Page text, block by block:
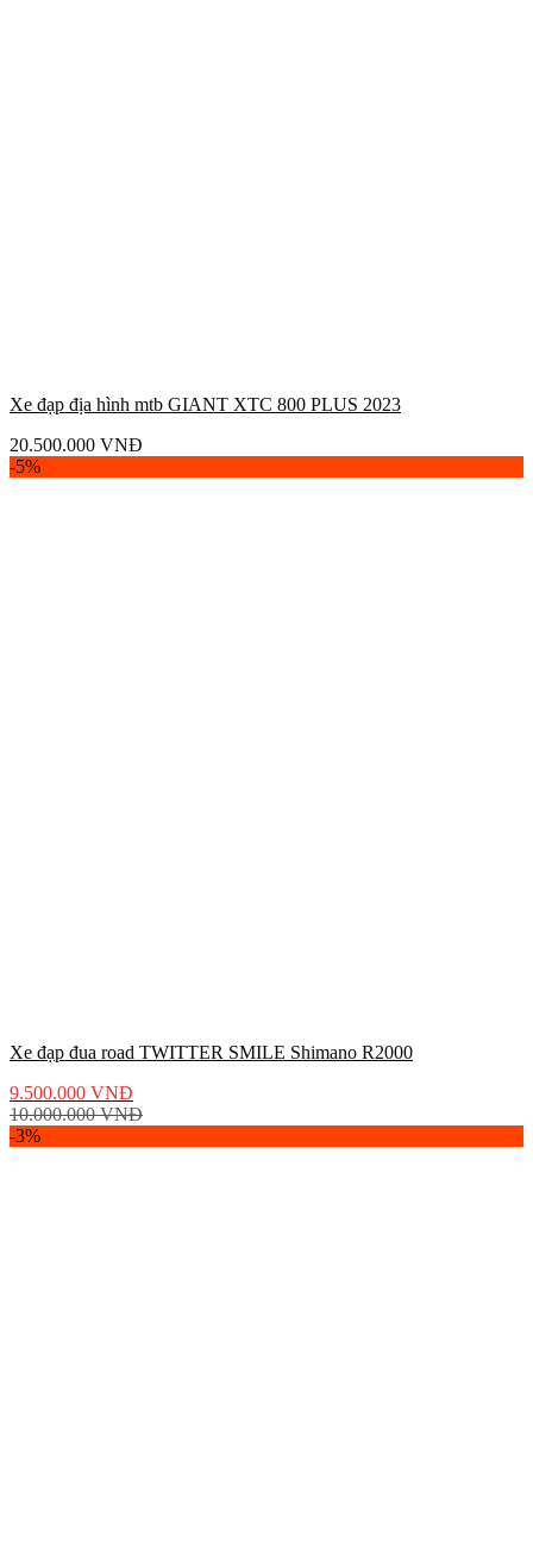
Xe đạp địa hình mtb GIANT XTC 800 PLUS 2023
20.500.000 VNĐ
-5%
Xe đạp đua road TWITTER SMILE Shimano R2000
9.500.000 VNĐ
10.000.000VNĐ
-3%